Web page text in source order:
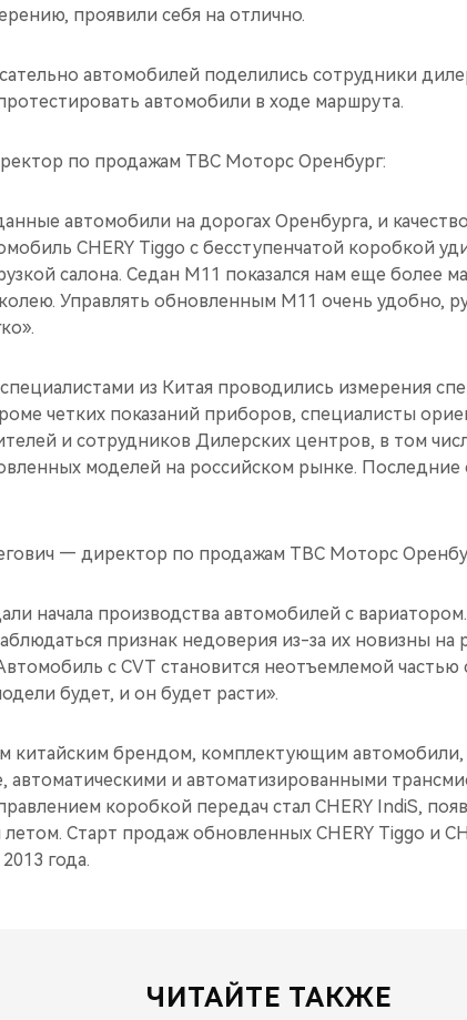
проявили себя на отлично.
автомобилей поделились сотрудники
автомобили в ходе маршрута.
по продажам ТВС Моторс Оренбург:
автомобили на дорогах Оренбурга, и
CHERY Tiggo с бесступенчатой коробкой
салона. Седан М11 показался нам еще более
Управлять обновленным М11 очень удобно,
из Китая проводились измерения
четких показаний приборов, специалисты
и сотрудников Дилерских центров, в том
моделей на российском рынке.
— директор по продажам ТВС Моторс
начала производства автомобилей с
признак недоверия из-за их новизны на
с CVT становится неотъемлемой
будет, и он будет расти».
китайским брендом, комплектующим
автоматическими и автоматизированными
коробкой передач стал CHERY IndiS,
Старт продаж обновленных CHERY Tiggo и
года.
ЧИТАЙТЕ ТАКЖЕ